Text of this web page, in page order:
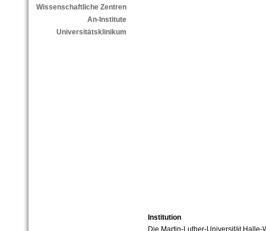
Wissenschaftliche Zentren
An-Institute
Universitätsklinikum
Institution